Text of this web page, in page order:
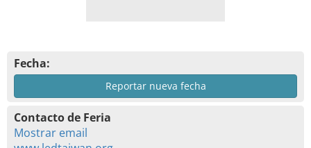
Fecha:
Reportar nueva fecha
Contacto de Feria
Mostrar email